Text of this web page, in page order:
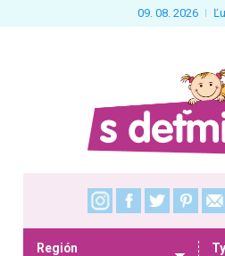
09. 08. 2026
Región